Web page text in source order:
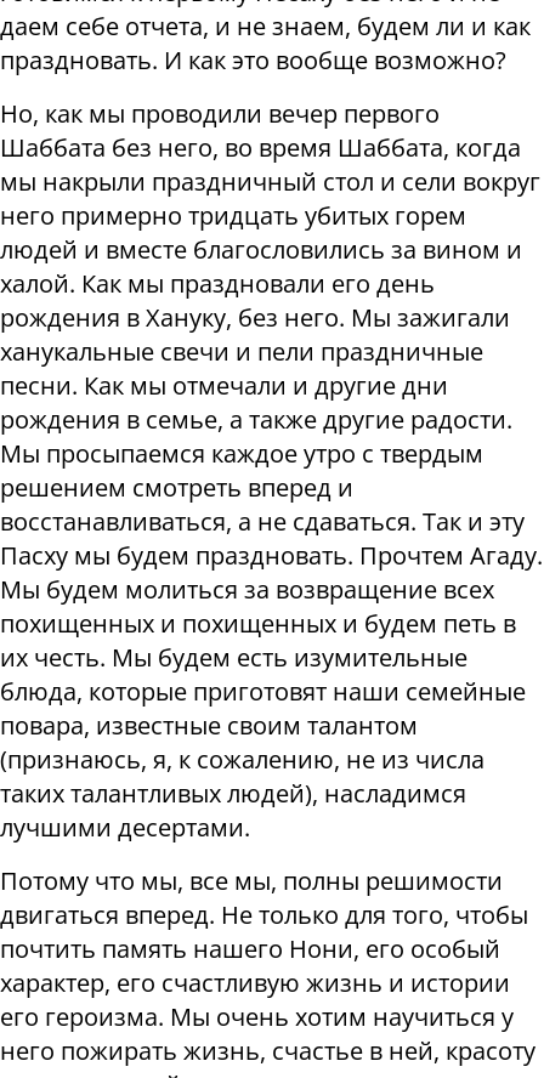
даем себе отчета, и не знаем, будем ли и как
праздновать. И как это вообще возможно?
Но, как мы проводили вечер первого
Шаббата без него, во время Шаббата, когда
мы накрыли праздничный стол и сели вокруг
него примерно тридцать убитых горем
людей и вместе благословились за вином и
халой. Как мы праздновали его день
рождения в Хануку, без него. Мы зажигали
ханукальные свечи и пели праздничные
песни. Как мы отмечали и другие дни
рождения в семье, а также другие радости.
Мы просыпаемся каждое утро с твердым
решением смотреть вперед и
восстанавливаться, а не сдаваться. Так и эту
Пасху мы будем праздновать. Прочтем Агаду.
Мы будем молиться за возвращение всех
похищенных и похищенных и будем петь в
их честь. Мы будем есть изумительные
блюда, которые приготовят наши семейные
повара, известные своим талантом
(признаюсь, я, к сожалению, не из числа
таких талантливых людей), насладимся
лучшими десертами.
Потому что мы, все мы, полны решимости
двигаться вперед. Не только для того, чтобы
почтить память нашего Нони, его особый
характер, его счастливую жизнь и истории
его героизма. Мы очень хотим научиться у
него пожирать жизнь, счастье в ней, красоту